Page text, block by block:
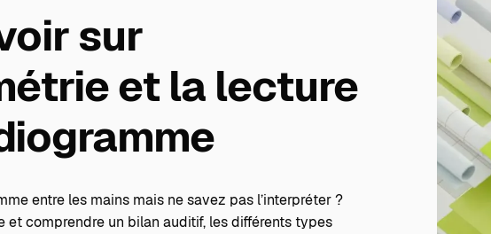
sur
et la lecture
entre les mains mais ne savez pas l’interpréter ?
et comprendre un bilan auditif, les différents types